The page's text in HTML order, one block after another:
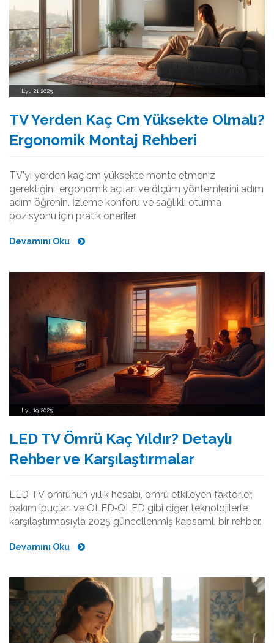
Eyl, 21 2025
TV Yerden Kaç Cm Yüksekte Olmalı?
Ergonomik Montaj Rehberi
TV'yi yerden kaç cm yüksekte monte etmeniz
gerektiğini, ergonomik açıları ve ölçüm yöntemlerini adım
adım öğrenin. İzleme konforu ve sağlıklı oturma
pozisyonu için pratik öneriler.
Devamını Oku
Eyl, 19 2025
LED TV Ömrü Kaç Yıldır? Detaylı
Rehber ve Karşılaştırmalar
LED TV ömrünün yıllık hesabı, ömrü etkileyen faktörler,
bakım ipuçları ve OLED‑QLED gibi diğer teknolojilerle
karşılaştırmasıyla 2025 güncellenmiş kapsamlı bir rehber.
Devamını Oku